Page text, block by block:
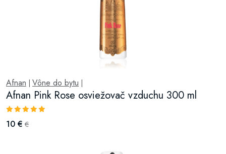
Afnan Vône do bytu
Afnan Pink Rose osviežovač vzduchu 300 ml
10 € €